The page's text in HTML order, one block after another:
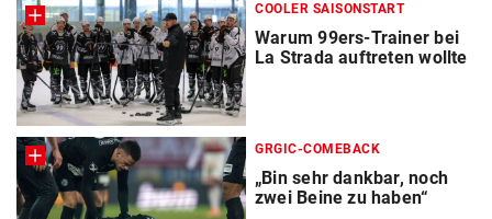
COOLER SAISONSTART
Warum 99ers-Trainer bei
La Strada auftreten wollte
GRGIC-COMEBACK
„Bin sehr dankbar, noch
zwei Beine zu haben“